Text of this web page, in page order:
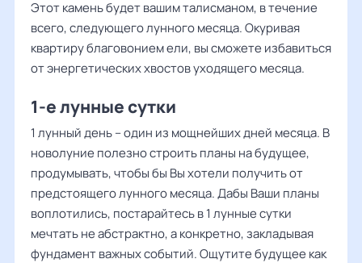
Этот камень будет вашим талисманом, в течение
всего, следующего лунного месяца. Окуривая
квартиру благовонием ели, вы сможете избавиться
от энергетических хвостов уходящего месяца.
1-е лунные сутки
1 лунный день – один из мощнейших дней месяца. В
новолуние полезно строить планы на будущее,
продумывать, чтобы бы Вы хотели получить от
предстоящего лунного месяца. Дабы Ваши планы
воплотились, постарайтесь в 1 лунные сутки
мечтать не абстрактно, а конкретно, закладывая
фундамент важных событий. Ощутите будущее как